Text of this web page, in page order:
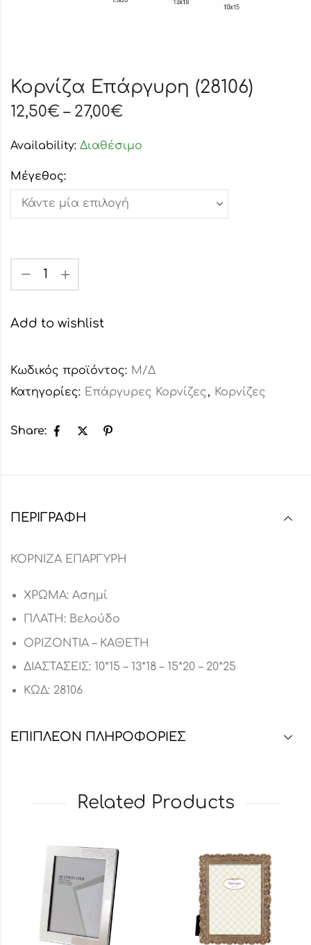
Κορνίζα Επάργυρη (28106)
12,50€ – 27,00€
Availability: Διαθέσιμο
Μέγεθος:
Add to wishlist
Κωδικός προϊόντος: Μ/Δ
Κατηγορίες: Επάργυρες Κορνίζες, Κορνίζες
Share:
ΠΕΡΙΓΡΑΦΉ
ΚΟΡΝΙΖΑ ΕΠΑΡΓΥΡΗ
ΧΡΩΜΑ: Ασημί
ΠΛΑΤΗ: Βελούδο
ΟΡΙΖΟΝΤΙΑ – ΚΑΘΕΤΗ
ΔΙΑΣΤΑΣΕΙΣ: 10*15 – 13*18 – 15*20 – 20*25
ΚΩΔ: 28106
ΕΠΙΠΛΈΟΝ ΠΛΗΡΟΦΟΡΊΕΣ
Related Products